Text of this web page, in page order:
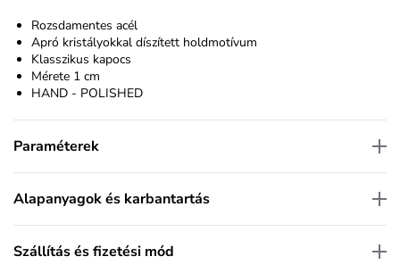
Rozsdamentes acél
Apró kristályokkal díszített holdmotívum
Klasszikus kapocs
Mérete 1 cm
HAND - POLISHED
Paraméterek
Alapanyagok és karbantartás
Szállítás és fizetési mód